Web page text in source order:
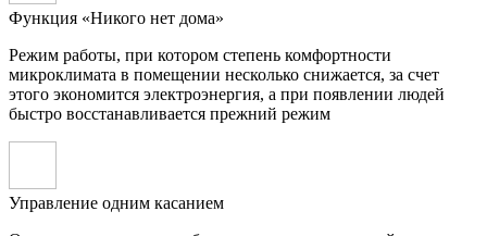
Функция «Никого нет дома»
Режим работы, при котором степень комфортности
микроклимата в помещении несколько снижается, за счет
этого экономится электроэнергия, а при появлении людей
быстро восстанавливается прежний режим
Управление одним касанием